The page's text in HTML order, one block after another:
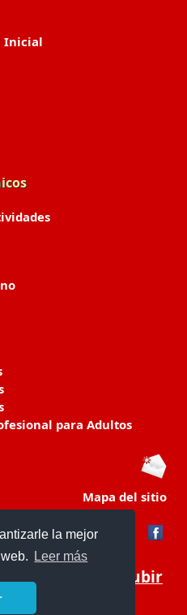
la mejor
Leer más
Inicial
para Adultos
Mapa del sitio
Subir